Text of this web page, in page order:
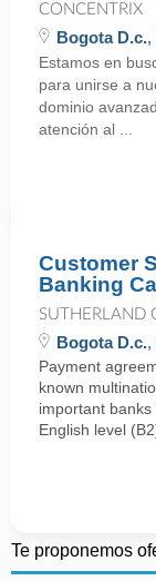
CONCENTRIX
Bogota D.c.,
Estamos en
para unirse a
dominio
atención al ...
Customer
Banking
SUTHERLAND
Bogota D.c.,
Payment
known
important
English level
Te proponemos